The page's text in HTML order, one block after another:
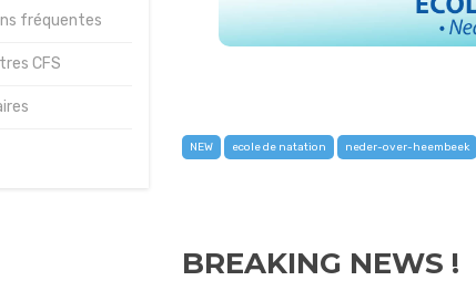
fréquentes
CFS
NEW ecole de natation neder-over-heembeek
BREAKING NEWS !